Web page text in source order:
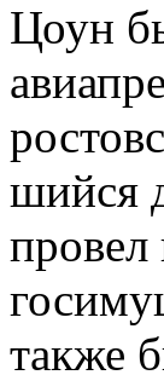
Цоун
шийся
также